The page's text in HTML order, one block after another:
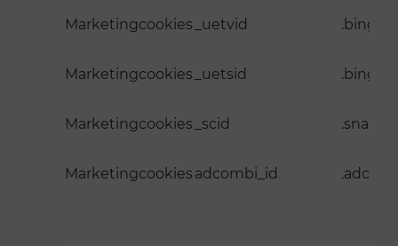
Marketingcookies _uetvid
Marketingcookies _uetsid
Marketingcookies _scid
Marketingcookiesadcombi_id